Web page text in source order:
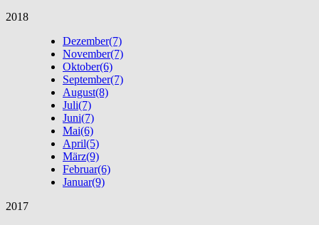
2018
Dezember(7)
November(7)
Oktober(6)
September(7)
August(8)
Juli(7)
Juni(7)
Mai(6)
April(5)
März(9)
Februar(6)
Januar(9)
2017